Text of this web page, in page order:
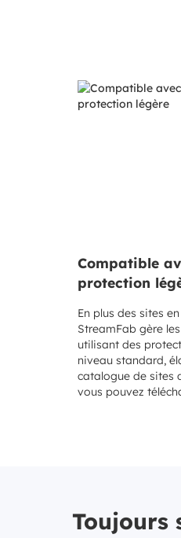
Compatible
protection
En plus des sites
StreamFab gère
utilisant des
niveau standard,
catalogue de sites
vous pouvez
Toujours